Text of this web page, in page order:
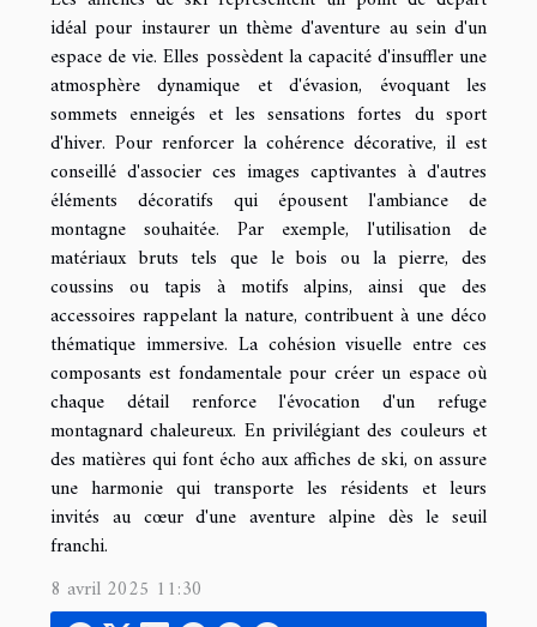
idéal pour instaurer un thème d'aventure au sein d'un
espace de vie. Elles possèdent la capacité d'insuffler une
atmosphère dynamique et d'évasion, évoquant les
sommets enneigés et les sensations fortes du sport
d'hiver. Pour renforcer la cohérence décorative, il est
conseillé d'associer ces images captivantes à d'autres
éléments décoratifs qui épousent l'ambiance de
montagne souhaitée. Par exemple, l'utilisation de
matériaux bruts tels que le bois ou la pierre, des
coussins ou tapis à motifs alpins, ainsi que des
accessoires rappelant la nature, contribuent à une déco
thématique immersive. La cohésion visuelle entre ces
composants est fondamentale pour créer un espace où
chaque détail renforce l'évocation d'un refuge
montagnard chaleureux. En privilégiant des couleurs et
des matières qui font écho aux affiches de ski, on assure
une harmonie qui transporte les résidents et leurs
invités au cœur d'une aventure alpine dès le seuil
franchi.
8 avril 2025 11:30